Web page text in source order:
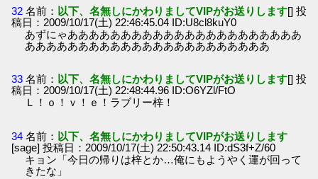
32 名前： 以下、名無しにかわりましてVIPがお送りします[] 投
稿日：2009/10/17(土) 22:46:45.04 ID:U8cl8kuY0
あずにゃああああああああああああああああああああああ
あああああああああああああああああああああああ
33 名前： 以下、名無しにかわりましてVIPがお送りします[] 投
稿日：2009/10/17(土) 22:48:44.96 ID:O6YZl/FtO
Ｌ！ｏ！ｖ！ｅ！ラブリー梓！
34 名前： 以下、名無しにかわりましてVIPがお送りします
[sage] 投稿日：2009/10/17(土) 22:50:43.14 ID:dS3f+Z/60
キョン「今日の帰りは梓とか…俺にもようやく運が回って
きたな」